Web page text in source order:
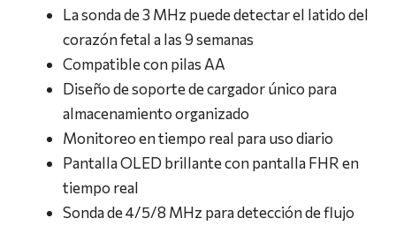
La sonda de 3 MHz puede detectar el latido del
corazón fetal a las 9 semanas
Compatible con pilas AA
Diseño de soporte de cargador único para
almacenamiento organizado
Monitoreo en tiempo real para uso diario
Pantalla OLED brillante con pantalla FHR en
tiempo real
Sonda de 4/5/8 MHz para detección de flujo